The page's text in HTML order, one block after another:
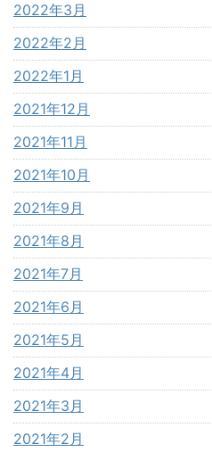
2022年3月
2022年2月
2022年1月
2021年12月
2021年11月
2021年10月
2021年9月
2021年8月
2021年7月
2021年6月
2021年5月
2021年4月
2021年3月
2021年2月